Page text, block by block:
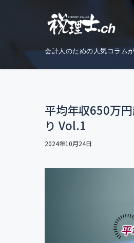
へ
ョ
会計人のための人気コラム
平均年収650万
り Vol.1
2024年10月24日